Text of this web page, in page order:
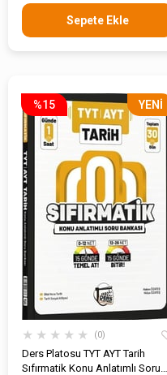
Sepete Ekle
★ ★ ★ ★ ★ 0
Ders Platosu TYT AYT Tarih
Sıfırmatik Konu Anlatımlı Soru
%15
YENI
ÜRÜN